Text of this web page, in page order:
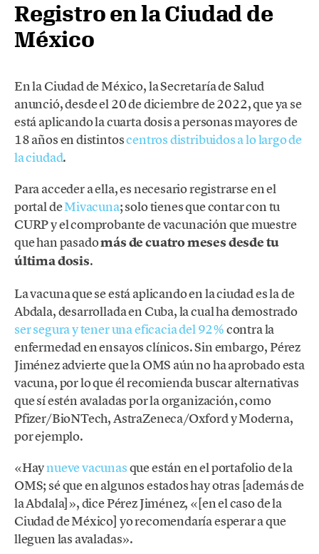
Registro en la Ciudad de
México
En la Ciudad de México, la Secretaría de Salud
anunció, desde el 20 de diciembre de 2022, que ya se
está aplicando la cuarta dosis a personas mayores de
18 años en distintoscentros distribuidos a lo largo de
la ciudad.
Para acceder a ella, es necesario registrarse en el
portal deMivacuna; solo tienes que contar con tu
CURP y el comprobante de vacunación que muestre
que han pasadomás de cuatro meses desde tu
última dosis.
La vacuna que se está aplicando en la ciudad es la de
Abdala, desarrollada en Cuba, la cual ha demostrado
ser segura y tener una eficacia del 92%contra la
enfermedad en ensayos clínicos. Sin embargo, Pérez
Jiménez advierte que la OMS aún no ha aprobado esta
vacuna, por lo que él recomienda buscar alternativas
que sí estén avaladas por la organización, como
Pfizer/BioNTech, AstraZeneca/Oxford y Moderna,
por ejemplo.
«Haynueve vacunasque están en el portafolio de la
OMS; sé que en algunos estados hay otras [además de
la Abdala]», dice Pérez Jiménez, «[en el caso de la
Ciudad de México] yo recomendaría esperar a que
lleguen las avaladas».